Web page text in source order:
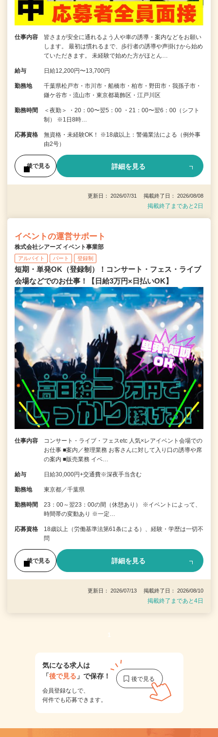
仕事内容
皆さまが安全に通れるよう人や車の誘導・案内などをお願い
します。 最初は慣れるまで、歩行者の誘導や声掛けから始め
ていただきます。 未経験で始めた方がほとん…
給与 日給12,200円〜13,700円
勤務地
千葉県松戸市・市川市・船橋市・柏市・野田市・我孫子市・
鎌ケ谷市・流山市・東京都葛飾区・江戸川区
勤務時間
＜夜勤＞ ・20：00〜翌5：00 ・21：00〜翌6：00（シフト
制） ※1日8時…
応募資格
無資格・未経験OK！ ※18歳以上：警備業法による（例外事
由2号）
後で見る 詳細を見る
更新日： 2026/07/31 掲載終了日： 2026/08/08
掲載終了まであと2日
イベントの運営サポート
株式会社シアーズ イベント事業部
アルバイト パート 登録制
短期・単発OK（登録制）！コンサート・フェス・ライブ
会場などでのお仕事！【日給3万円×日払いOK】
仕事内容
コンサート・ライブ・フェスetc 人気×レアイベント会場での
お仕事 ■案内／整理業務 お客さんに対して入り口の誘導や席
の案内 ■販売業務 イベ…
給与 日給30,000円+交通費※深夜手当含む
勤務地 東京都／千葉県
勤務時間
23：00～翌23：00の間（休憩あり） ※イベントによって、
時間帯の変動あり ※一定…
応募資格
18歳以上（労働基準法第61条による）、経験・学歴は一切不
問
後で見る 詳細を見る
更新日： 2026/07/13 掲載終了日： 2026/08/10
掲載終了まであと4日
1
気になる求人は
「後で見る 」で保存！
会員登録なしで、
何件でも応募できます。